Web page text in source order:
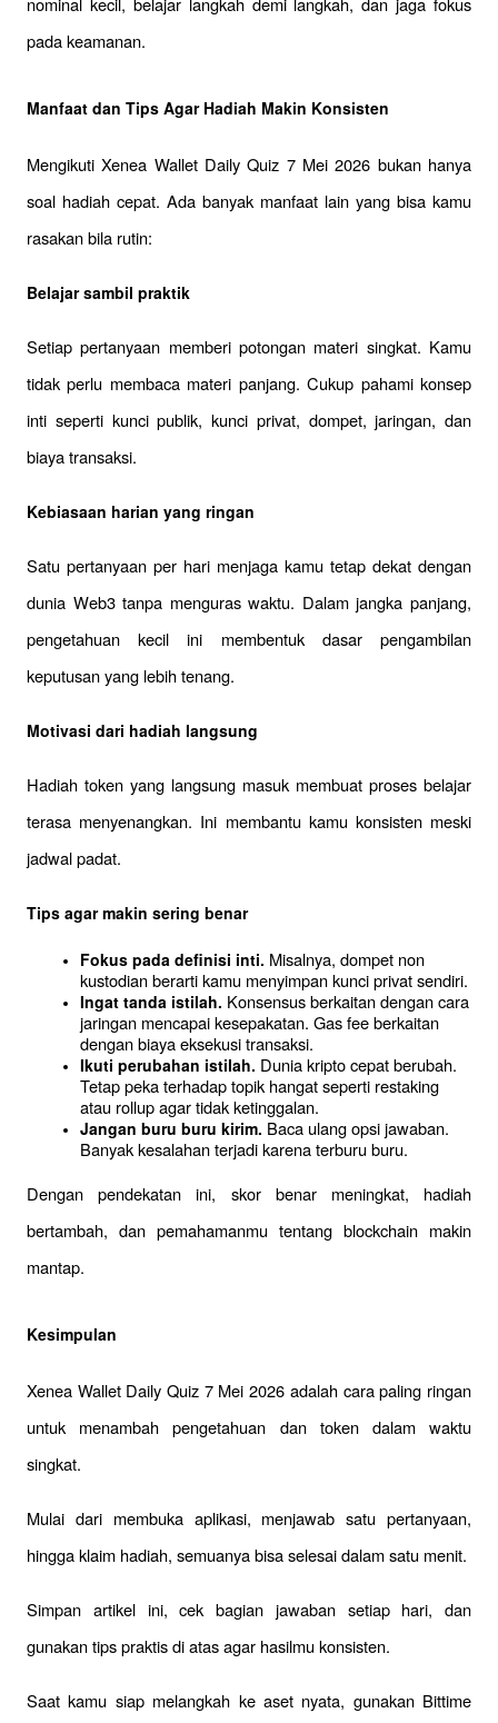
pada keamanan.
Manfaat dan Tips Agar Hadiah Makin Konsisten
Mengikuti Xenea Wallet Daily Quiz 7 Mei 2026 bukan hanya
soal hadiah cepat. Ada banyak manfaat lain yang bisa kamu
rasakan bila rutin:
Belajar sambil praktik
Setiap pertanyaan memberi potongan materi singkat. Kamu
tidak perlu membaca materi panjang. Cukup pahami konsep
inti seperti kunci publik, kunci privat, dompet, jaringan, dan
biaya transaksi.
Kebiasaan harian yang ringan
Satu pertanyaan per hari menjaga kamu tetap dekat dengan
dunia Web3 tanpa menguras waktu. Dalam jangka panjang,
pengetahuan kecil ini membentuk dasar pengambilan
keputusan yang lebih tenang.
Motivasi dari hadiah langsung
Hadiah token yang langsung masuk membuat proses belajar
terasa menyenangkan. Ini membantu kamu konsisten meski
jadwal padat.
Tips agar makin sering benar
Fokus pada definisi inti. Misalnya, dompet non
kustodian berarti kamu menyimpan kunci privat sendiri.
Ingat tanda istilah. Konsensus berkaitan dengan cara
jaringan mencapai kesepakatan. Gas fee berkaitan
dengan biaya eksekusi transaksi.
Ikuti perubahan istilah. Dunia kripto cepat berubah.
Tetap peka terhadap topik hangat seperti restaking
atau rollup agar tidak ketinggalan.
Jangan buru buru kirim. Baca ulang opsi jawaban.
Banyak kesalahan terjadi karena terburu buru.
Dengan pendekatan ini, skor benar meningkat, hadiah
bertambah, dan pemahamanmu tentang blockchain makin
mantap.
Kesimpulan
Xenea Wallet Daily Quiz 7 Mei 2026 adalah cara paling ringan
untuk menambah pengetahuan dan token dalam waktu
singkat.
Mulai dari membuka aplikasi, menjawab satu pertanyaan,
hingga klaim hadiah, semuanya bisa selesai dalam satu menit.
Simpan artikel ini, cek bagian jawaban setiap hari, dan
gunakan tips praktis di atas agar hasilmu konsisten.
Saat kamu siap melangkah ke aset nyata, gunakan Bittime